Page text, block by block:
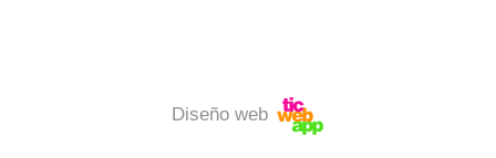
Diseño web